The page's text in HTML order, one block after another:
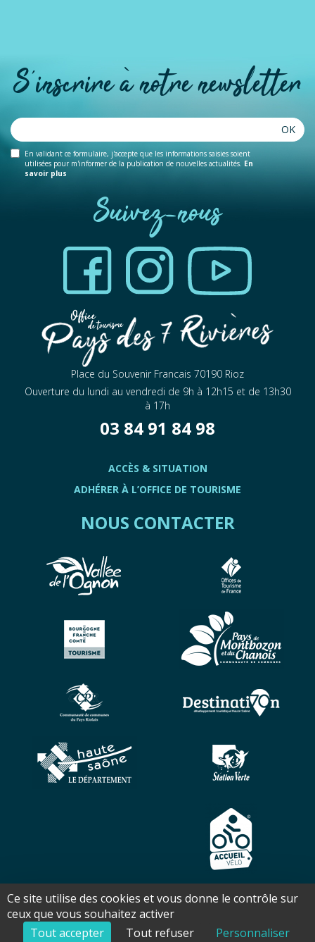
S'inscrire à notre newsletter
En validant ce formulaire, j'accepte que les informations saisies soient
utilisées pour m'informer de la publication de nouvelles actualités. En
savoir plus
OK
Suivez-nous
Place du Souvenir Francais 70190 Rioz
Ouverture du lundi au vendredi de 9h à 12h15 et de 13h30
à 17h
03 84 91 84 98
ACCÈS & SITUATION
ADHÉRER À L’OFFICE DE TOURISME
NOUS CONTACTER
Copyright ©2026 - Office de tourisme Pays des 7 Rivières - Tous
droits réservés - Réalisation Torop.Net - Site mis à jour avec
wsb-Mentions légales-Plan de site
Ce site utilise des cookies et vous donne le contrôle sur
ceux que vous souhaitez activer
Tout accepter
Tout refuser Personnaliser